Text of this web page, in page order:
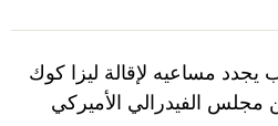
يجدد مساعيه لإقالة ليزا كوك
مجلس الفيدرالي الأميركي